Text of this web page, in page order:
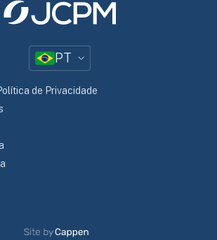
PT
de Privacidade